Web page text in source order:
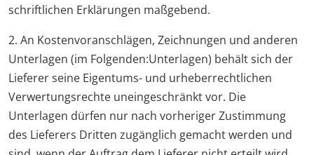
schriftlichen Erklärungen maßgebend.
2. An Kostenvoranschlägen, Zeichnungen und anderen
Unterlagen (im Folgenden:Unterlagen) behält sich der
Lieferer seine Eigentums- und urheberrechtlichen
Verwertungsrechte uneingeschränkt vor. Die
Unterlagen dürfen nur nach vorheriger Zustimmung
des Lieferers Dritten zugänglich gemacht werden und